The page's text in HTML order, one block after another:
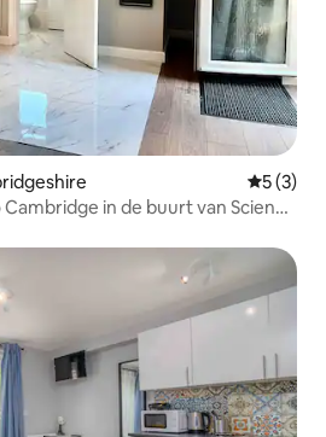
5 (3)
in de buurt van Science